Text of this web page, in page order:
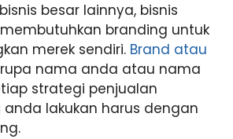
besar lainnya, bisnis
branding untuk
merek sendiri. Brand atau
nama anda atau nama
strategi penjualan
lakukan harus dengan